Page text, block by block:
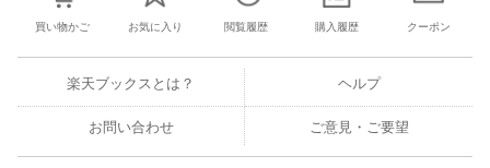
買い物かご お気に入り 閲覧履歴 購入履歴 クーポン
楽天ブックスとは？ ヘルプ
お問い合わせ ご意見・ご要望